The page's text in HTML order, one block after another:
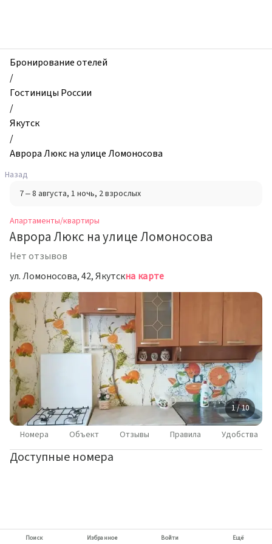
и
квартиры,
Аврора
Люкс
на
улице
Ломоносова,
Якутск,
Россия
Бронирование отелей
/
Гостиницы России
/
Якутск
/
Аврора Люкс на улице Ломоносова
Назад
7 – 8 августа, 1 ночь, 2 взрослых
Апартаменты/квартиры
Аврора Люкс на улице Ломоносова
Нет отзывов
ул. Ломоносова, 42, Якутскна карте
1 / 10
Номера Объект Отзывы Правила Удобства
Доступные номера
Поиск Избранное Войти Ещё